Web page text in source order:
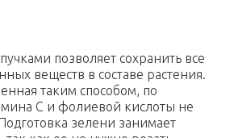
позволяет сохранить все
веществ в составе растения.
таким способом, по
С и фолиевой кислоты не
зелени занимает